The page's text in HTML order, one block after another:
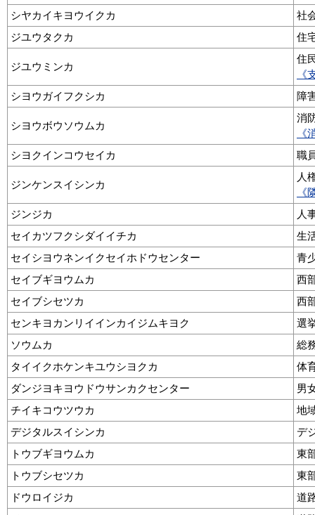
シヤカイキヨウイクカ
社
ジユウタクカ
住
ジユウミンカ
住
《
シヨウガイフクシカ
障
シヨウボウソウムカ
消
《
シヨクインコウセイカ
職
ジンケンスイシンカ
人
《
ジンジカ
人
セイカツフクシダイイチカ
生
セイシヨウネンイクセイホドウセンター
青
セイブギヨウムカ
西
セイブシセツカ
西
センキヨカンリイインカイジムキヨク
選
ソウムカ
総
タイイクホケンキユウシヨクカ
体
ダンジヨキヨウドウサンカクセンター
男
チイキコウツウカ
地
デジタルスイシンカ
デ
トウブギヨウムカ
東
トウブシセツカ
東
ドウロイジカ
道